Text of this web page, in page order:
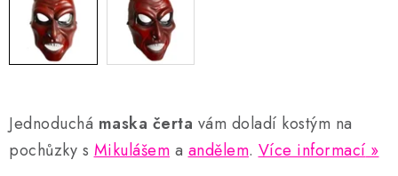
Jednoduchá maska čerta vám doladí kostým na
pochůzky s Mikulášem a andělem. Více informací